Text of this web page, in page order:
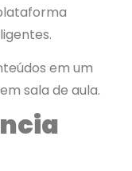
em um
sala de aula.